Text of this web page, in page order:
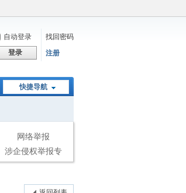
自动登录
找回密码
登录 注册
快捷导航
网络举报
涉企侵权举报专
区